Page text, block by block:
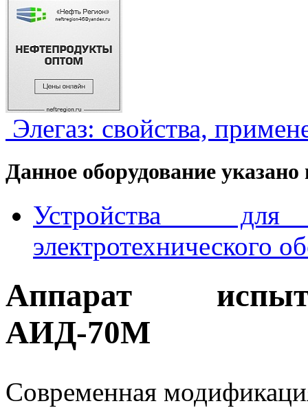
Элегаз: свойства,
Данное оборудование
Устройства
электротехнического
Аппарат
АИД-70М
Современная